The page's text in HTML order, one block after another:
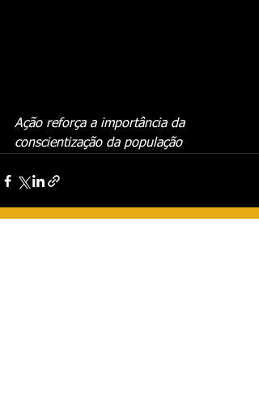
Ação reforça a importância da
conscientização da população